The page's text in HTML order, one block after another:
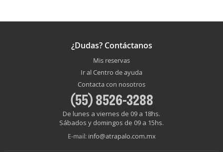
¿Dudas? Contáctanos
Mis reservas
Ir al Centro de ayuda
Contacta con nosotros
(55) 8526-3288
De lunes a viernes de 09 a 18hs.
Sábados y domingos de 09 a 15hs.
E-mail: info@atrapalo.com.mx